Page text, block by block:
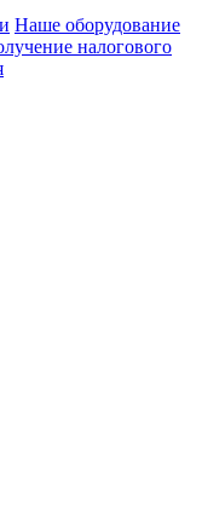
Наше оборудование
налогового